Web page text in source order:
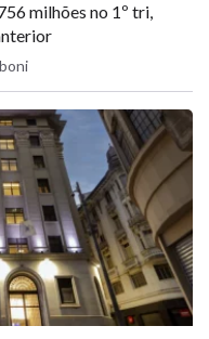
milhões no 1º tri,